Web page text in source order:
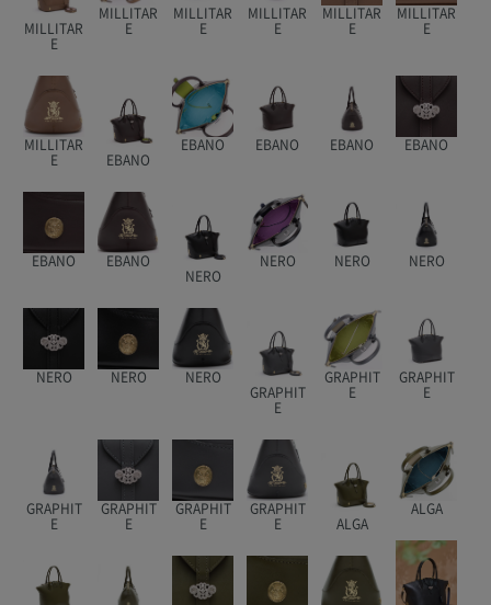
MILLITAR
E
MILLITAR
E
MILLITAR
E
MILLITAR
E
MILLITAR
E
MILLITAR
E
MILLITAR
E
EBANO
EBANO EBANO EBANO EBANO
EBANO
EBANO
NERO
NERO NERO NERO
NERO NERO
NERO
GRAPHIT
E
GRAPHIT
E
GRAPHIT
E
GRAPHIT
E
GRAPHIT
E
GRAPHIT
E
GRAPHIT
E
ALGA
ALGA